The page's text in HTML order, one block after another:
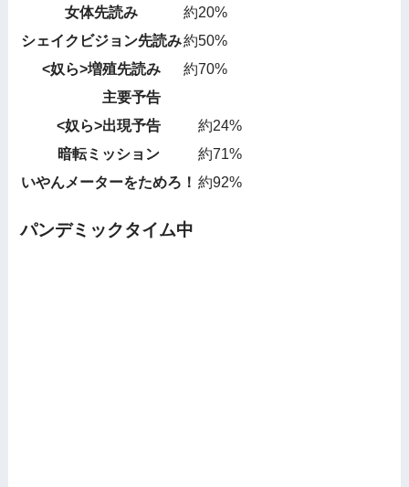
女体先読み
約20%
シェイクビジョン先読み約50%
<奴ら>増殖先読み
約70%
主要予告
<奴ら>出現予告
約24%
暗転ミッション
約71%
いやんメーターをためろ！ 約92%
パンデミックタイム中